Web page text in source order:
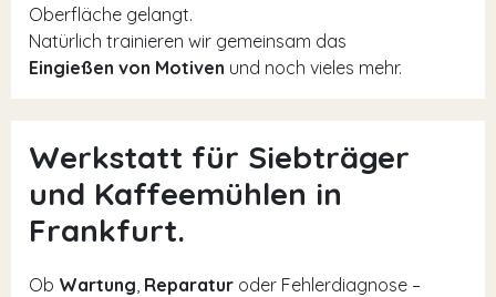
Oberfläche gelangt.
Natürlich trainieren wir gemeinsam das
Eingießen von Motiven und noch vieles mehr.
Werkstatt für Siebträger
und Kaffeemühlen in
Frankfurt.
Ob Wartung, Reparatur oder Fehlerdiagnose –